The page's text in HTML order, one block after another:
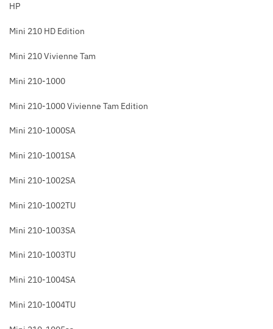
HP
Mini 210 HD Edition
Mini 210 Vivienne Tam
Mini 210-1000
Mini 210-1000 Vivienne Tam Edition
Mini 210-1000SA
Mini 210-1001SA
Mini 210-1002SA
Mini 210-1002TU
Mini 210-1003SA
Mini 210-1003TU
Mini 210-1004SA
Mini 210-1004TU